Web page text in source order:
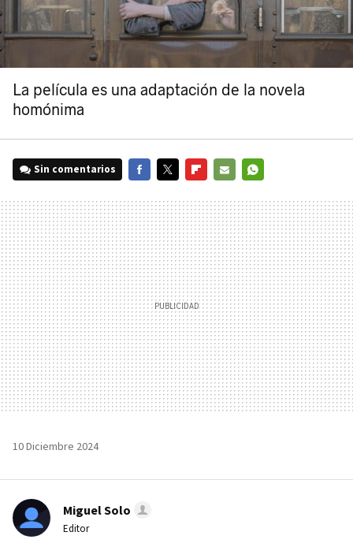
La película es una adaptación de la novela
homónima
Sin comentarios
MAIL
10 Diciembre 2024
Miguel Solo
Editor